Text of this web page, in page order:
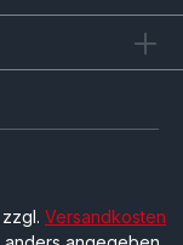
Versandkosten